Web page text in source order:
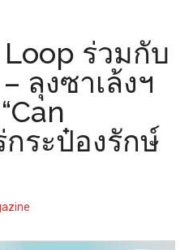
ร่วมกับ
ลุงซาเล้งฯ
กระป๋องรักษ์